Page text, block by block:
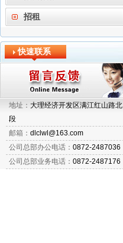
招租
快速联系
地址： 大理经济开发区满江红山路北
段
邮箱： dlclwl@163.com
公司总部办公电话： 0872-2487036
公司总部业务电话： 0872-2487176